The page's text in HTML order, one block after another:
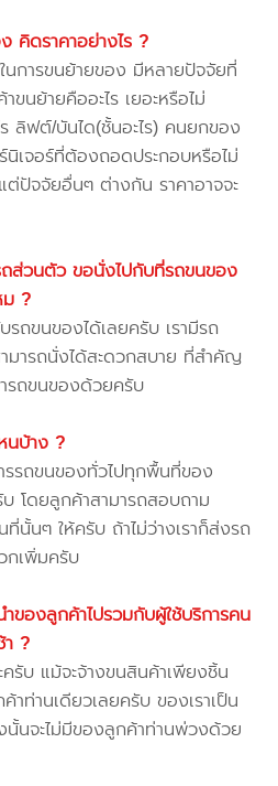
คิดราคาอย่างไร ?
นการขนย้ายของ มีหลายปัจจัยที่
นย้ายคืออะไร เยอะหรือไม่
ลิฟต์/บันได(ชั้นอะไร) คนยกของ
นิเจอร์ที่ต้องถอดประกอบหรือไม่
ต่ปัจจัยอื่นๆ ต่างกัน ราคาอาจจะ
ส่วนตัว ขอนั่งไปกับที่รถขนของ
ม ?
รถขนของได้เลยครับ เรามีรถ
ามารถนั่งได้สะดวกสบาย ที่สำคัญ
รถขนของด้วยครับ
นบ้าง ?
ารรถขนของทั่วไปทุกพื้นที่ของ
โดยลูกค้าสามารถสอบถาม
ที่นั้นๆ ให้ครับ ถ้าไม่ว่างเราก็ส่งรถ
กเพิ่มครับ
ำของลูกค้าไปรวมกับผู้ใช้บริการคน
?
รับ แม้จะจ้างขนสินค้าเพียงชิ้น
าท่านเดียวเลยครับ ของเราเป็น
นั้นจะไม่มีของลูกค้าท่านพ่วงด้วย